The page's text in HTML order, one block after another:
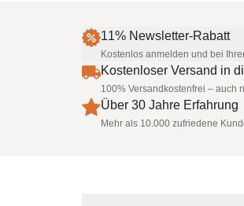
11% Newsletter-Rabatt
Kostenlos anmelden und bei
Kostenloser Versand in
100% Versandkostenfrei – auch
Über 30 Jahre Erfahrung
Mehr als 10.000 zufriedene